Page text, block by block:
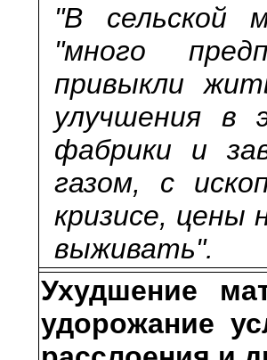
"В сельской
"много
привыкли
улучшения в
фабрики и
газом, с
кризисе, цены
выживать".
Ухудшение
удорожание